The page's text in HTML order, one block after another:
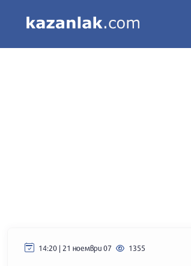
14:20 | 21 ноември 07 1355